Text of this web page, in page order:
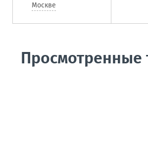
Москве
Просмотренные